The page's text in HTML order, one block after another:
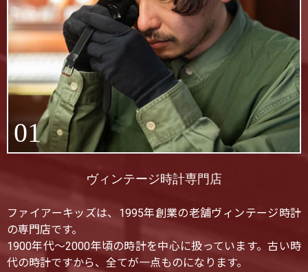
01
ヴィンテージ時計専門店
ファイアーキッズは、1995年創業の老舗ヴィンテージ時計
の専門店です。
1900年代〜2000年頃の時計を中心に扱っています。古い時
代の時計ですから、全てが一点ものになります。